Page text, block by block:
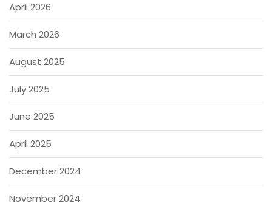
April 2026
March 2026
August 2025
July 2025
June 2025
April 2025
December 2024
November 2024